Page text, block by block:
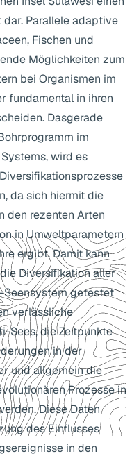
Parallele adaptive
Fischen und
Möglichkeiten zum
bei Organismen im
fundamental in ihren
Dasgerade
im
wird es
da sich hiermit die
den rezenten Arten
in Umweltparametern
ergibt. Damit kann
Diversifikation aller
Seensystem getestet
verlässliche
Sees, die Zeitpunkte
in der
und allgemein die
Prozesse in
Diese Daten
des Einflusses
in den